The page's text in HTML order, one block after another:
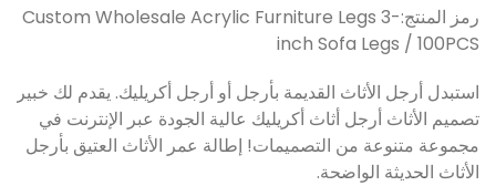
رمز المنتج:Custom Wholesale Acrylic Furniture Legs 3-
inch Sofa Legs / 100PCS
استبدل أرجل الأثاث القديمة بأرجل أو أرجل أكريليك. يقدم لك خبير
تصميم الأثاث أرجل أثاث أكريليك عالية الجودة عبر الإنترنت في
مجموعة متنوعة من التصميمات! إطالة عمر الأثاث العتيق بأرجل
الأثاث الحديثة الواضحة.